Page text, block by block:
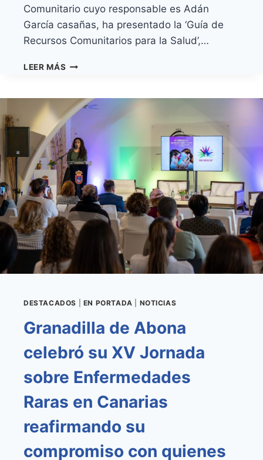
Comunitario cuyo responsable es Adán
García casañas, ha presentado la ‘Guía de
Recursos Comunitarios para la Salud’,…
LEER MÁS GRANADILLA
PRESENTA
SU
GUÍA
DE
RECURSOS
COMUNITARIOS
PARA
LA
SALUD
DESTACADOS EN PORTADA NOTICIAS
Granadilla de Abona
celebró su XV Jornada
sobre Enfermedades
Raras en Canarias
reafirmando su
compromiso con quienes